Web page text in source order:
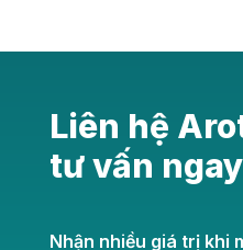
Liên hệ
tư vấn
Nhận nhiều giá trị khi